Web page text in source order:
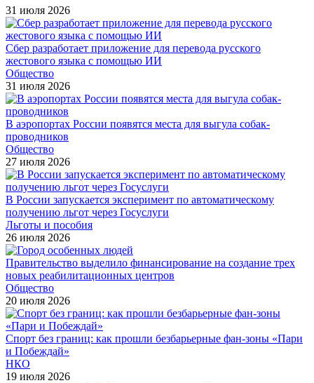
31 июля 2026
Сбер разработает приложение для перевода русского
жестового языка с помощью ИИ
Общество
31 июля 2026
В аэропортах России появятся места для выгула собак-
проводников
Общество
27 июля 2026
В России запускается эксперимент по автоматическому
получению льгот через Госуслуги
Льготы и пособия
26 июля 2026
Правительство выделило финансирование на создание трех
новых реабилитационных центров
Общество
20 июля 2026
Спорт без границ: как прошли безбарьерные фан-зоны «Пари
и Побеждай»
НКО
19 июля 2026